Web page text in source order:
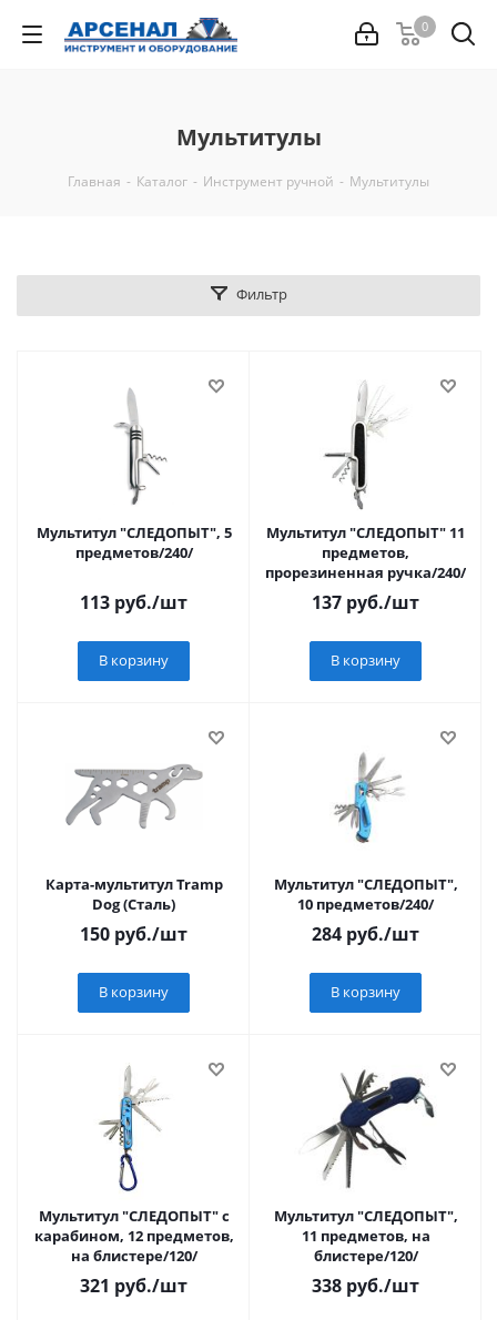
0
Мультитулы
Главная - Каталог - Инструмент ручной - Мультитулы
Фильтр
Мультитул "СЛЕДОПЫТ", 5
предметов/240/
113 руб./шт
В корзину
Мультитул "СЛЕДОПЫТ" 11
предметов,
прорезиненная ручка/240/
137 руб./шт
В корзину
Карта-мультитул Tramp
Dog (Сталь)
150 руб./шт
В корзину
Мультитул "СЛЕДОПЫТ",
10 предметов/240/
284 руб./шт
В корзину
Мультитул "СЛЕДОПЫТ" с
карабином, 12 предметов,
на блистере/120/
321 руб./шт
Мультитул "СЛЕДОПЫТ",
11 предметов, на
блистере/120/
338 руб./шт